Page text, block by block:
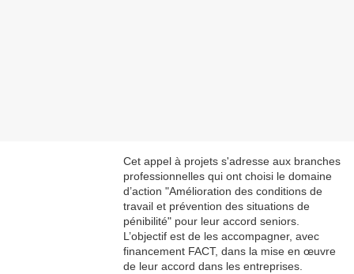
Cet appel à projets s'adresse aux branches
professionnelles qui ont choisi le domaine
d’action "Amélioration des conditions de
travail et prévention des situations de
pénibilité" pour leur accord seniors.
L’objectif est de les accompagner, avec
financement FACT, dans la mise en œuvre
de leur accord dans les entreprises.